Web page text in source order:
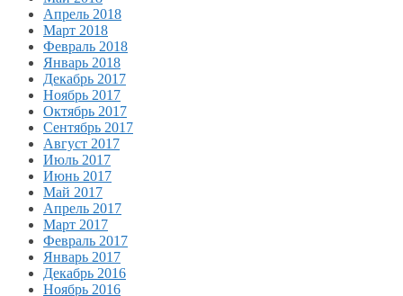
Апрель 2018
Март 2018
Февраль 2018
Январь 2018
Декабрь 2017
Ноябрь 2017
Октябрь 2017
Сентябрь 2017
Август 2017
Июль 2017
Июнь 2017
Май 2017
Апрель 2017
Март 2017
Февраль 2017
Январь 2017
Декабрь 2016
Ноябрь 2016